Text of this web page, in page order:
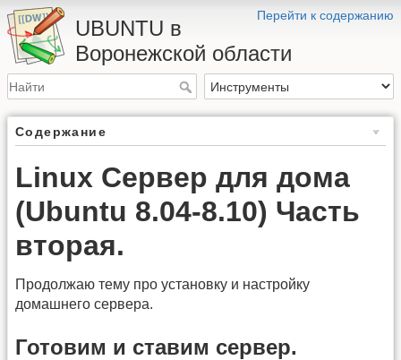
Перейти к содержанию
UBUNTU в
Воронежской области
Содержание
Linux Сервер для дома
(Ubuntu 8.04-8.10) Часть
вторая.
Продолжаю тему про установку и настройку
домашнего сервера.
Готовим и ставим сервер.